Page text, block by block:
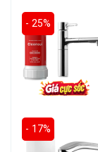
- 25%
- 17%